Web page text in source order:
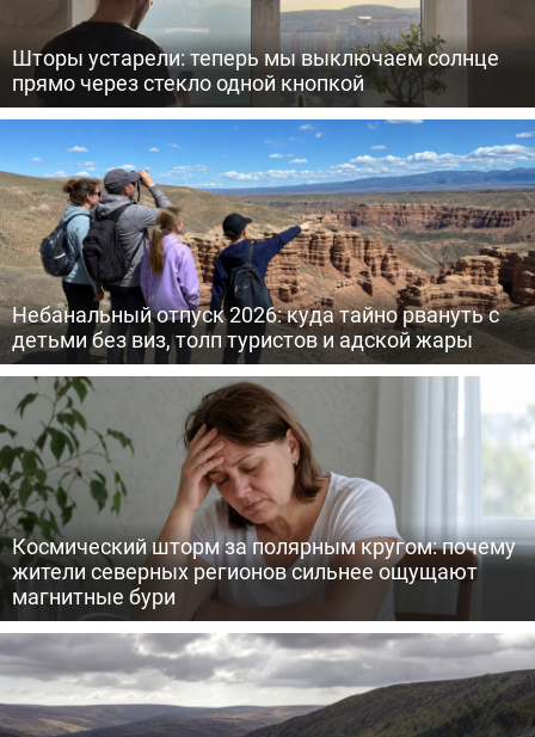
Шторы устарели: теперь мы выключаем солнце
прямо через стекло одной кнопкой
Небанальный отпуск 2026: куда тайно рвануть с
детьми без виз, толп туристов и адской жары
Космический шторм за полярным кругом: почему
жители северных регионов сильнее ощущают
магнитные бури